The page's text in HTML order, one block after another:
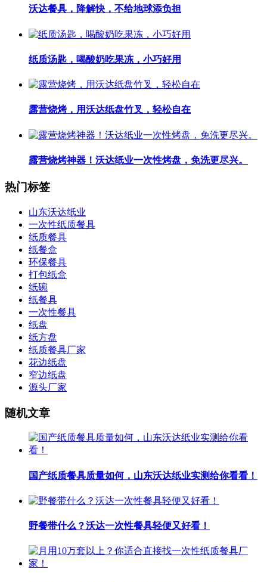
沃达餐具，降解快，不给地球添负担
纸质汤匙，喝酸奶吃果冻，小巧好用
露营烧烤，用沃达纸盘竹叉，轻松自在
露营烧烤神器！沃达纸业一次性烤盘，免洗更尽兴。
热门标签
山东沃达纸业
一次性纸质餐具
纸质餐具
纸餐盒
环保餐具
打包纸盒
纸碗
纸餐具
一次性餐具
纸盘
纸方盘
纸质餐具厂家
花边纸盘
窄边纸盘
源头厂家
随机文章
国产纸质餐具质量如何，山东沃达纸业实测给你看看！
野餐带什么？沃达一次性餐具轻便又好看！